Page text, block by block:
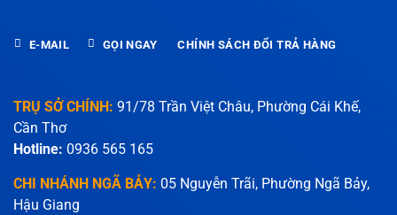
TRỤ SỞ CHÍNH: 91/78 Trần Việt Châu, Phường Cái Khế,
Cần Thơ
Hotline: 0936 565 165
CHI NHÁNH NGÃ BẢY: 05 Nguyễn Trãi, Phường Ngã Bảy,
Hậu Giang
E-MAIL GỌI NGAY CHÍNH SÁCH ĐỔI TRẢ HÀNG